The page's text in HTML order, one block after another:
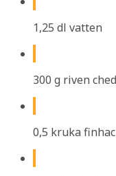
1,25 dl vatten
300 g riven
0,5 kruka